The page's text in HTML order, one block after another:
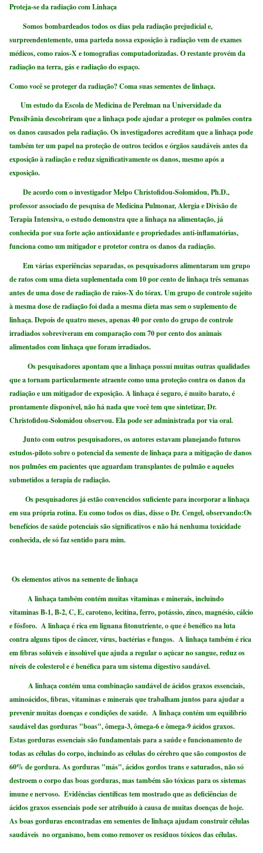
Proteja-se da radiação com Linhaça
Somos bombardeados todos os dias pela radiação prejudicial e,
surpreendentemente, uma parteda nossa exposição à radiação vem de exames
médicos, como raios-X e tomografias computadorizadas. O restante provém da
radiação na terra, gás e radiação do espaço.
Como você se proteger da radiação? Coma suas sementes de linhaça.
Um estudo da Escola de Medicina de Perelman na Universidade da
Pensilvânia descobriram que a linhaça pode ajudar a proteger os pulmões contra
os danos causados ​​pela radiação. Os investigadores acreditam que a linhaça pode
também ter um papel na proteção de outros tecidos e órgãos saudáveis ​​antes da
exposição à radiação e reduz significativamente os danos, mesmo após a
exposição.
De acordo com o investigador Melpo Christofidou-Solomidou, Ph.D.,
professor associado de pesquisa de Medicina Pulmonar, Alergia e Divisão de
Terapia Intensiva, o estudo demonstra que a linhaça na alimentação, já
conhecida por sua forte ação antioxidante e propriedades anti-inflamatórias,
funciona como um mitigador e protetor contra os danos da radiação.
Em várias experiências separadas, os pesquisadores alimentaram um grupo
de ratos com uma dieta suplementada com 10 por cento de linhaça três semanas
antes de uma dose de radiação de raios-X do tórax. Um grupo de controle sujeito
à mesma dose de radiação foi dada a mesma dieta mas sem o suplemento de
linhaça. Depois de quatro meses, apenas 40 por cento do grupo de controle
irradiados sobreviveram em comparação com 70 por cento dos animais
alimentados com linhaça que foram irradiados.
Os pesquisadores apontam que a linhaça possui muitas outras qualidades
que a tornam particularmente atraente como uma proteção contra os danos da
radiação e um mitigador de exposição. A linhaça é seguro, é muito barato, é
prontamente disponível, não há nada que você tem que sintetizar, Dr.
Christofidou-Solomidou observou. Ela pode ser administrada por via oral.
Junto com outros pesquisadores, os autores estavam planejando futuros
estudos-piloto sobre o potencial da semente de linhaça para a mitigação de danos
nos pulmões em pacientes que aguardam transplantes de pulmão e aqueles
submetidos a terapia de radiação.
Os pesquisadores já estão convencidos suficiente para incorporar a linhaça
em sua própria rotina. Eu como todos os dias, disse o Dr. Cengel, observando:Os
benefícios de saúde potenciais são significativos e não há nenhuma toxicidade
conhecida, ele só faz sentido para mim.
Os elementos ativos na semente de linhaça
A linhaça também contém muitas vitaminas e minerais, incluindo
vitaminas B-1, B-2, C, E, caroteno, lecitina, ferro, potássio, zinco, magnésio, cálcio
e fósforo. A linhaça é rica em lignana fitonutriente, o que é benéfico na luta
contra alguns tipos de câncer, vírus, bactérias e fungos. A linhaça também é rica
em fibras solúveis e insolúvel que ajuda a regular o açúcar no sangue, reduz os
níveis de colesterol e é benéfica para um sistema digestivo saudável.
A linhaça contém uma combinação saudável de ácidos graxos essenciais,
aminoácidos, fibras, vitaminas e minerais que trabalham juntos para ajudar a
prevenir muitas doenças e condições de saúde. A linhaça contém um equilíbrio
saudável das gorduras "boas", ômega-3, ômega-6 e ômega-9 ácidos graxos.
Estas gorduras essenciais são fundamentais para a saúde e funcionamento de
todas as células do corpo, incluindo as células do cérebro que são compostos de
60% de gordura. As gorduras "más", ácidos gordos trans e saturados, não só
destroem o corpo das boas gorduras, mas também são tóxicas para os sistemas
imune e nervoso. Evidências científicas tem mostrado que as deficiências de
ácidos graxos essenciais pode ser atribuído à causa de muitas doenças de hoje.
As boas gorduras encontradas em sementes de linhaça ajudam construir células
saudáveis ​​ no organismo, bem como remover os resíduos tóxicos das células.